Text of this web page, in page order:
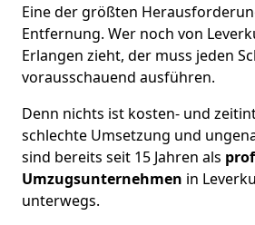
Eine der größten
Entfernung. Wer noch von
Erlangen zieht, der muss jeden
vorausschauend ausführen.
Denn nichts ist kosten- und
schlechte Umsetzung und
sind bereits seit 15 Jahren als
Umzugsunternehmen in
unterwegs.